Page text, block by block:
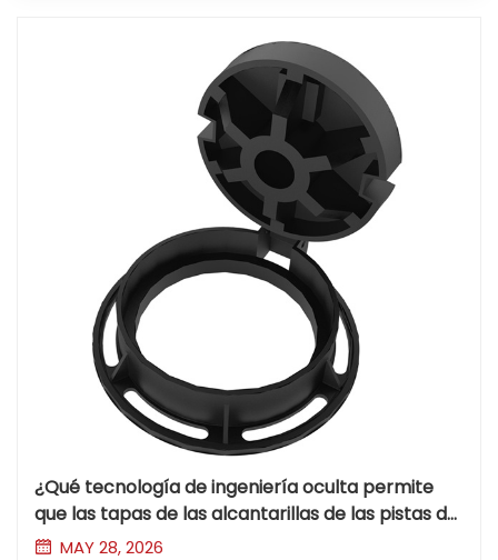
¿Qué tecnología de ingeniería oculta permite
que las tapas de las alcantarillas de las pistas de
los aeropuertos sobrevivan a los aterrizajes
MAY 28, 2026